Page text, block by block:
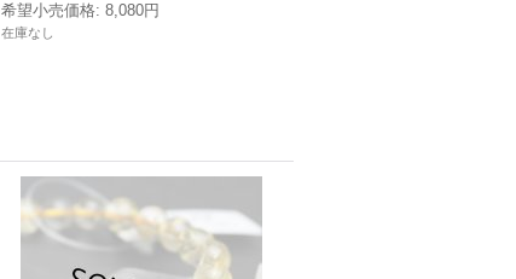
希望小売価格: 8,080円
在庫なし